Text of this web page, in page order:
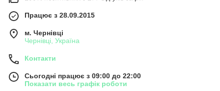
Працює з 28.09.2015
м. Чернівці
Чернівці, Україна
Контакти
Сьогодні працює з 09:00 до 22:00
Показати весь графік роботи